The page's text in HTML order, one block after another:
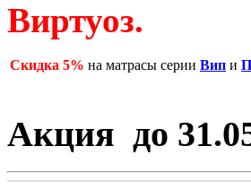
Виртуоз.
Скидка 5% на матрасы серии Вип и
Акция до